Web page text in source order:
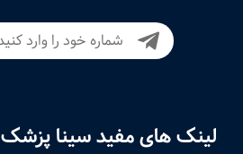
لینک های مفید سینا پزشک